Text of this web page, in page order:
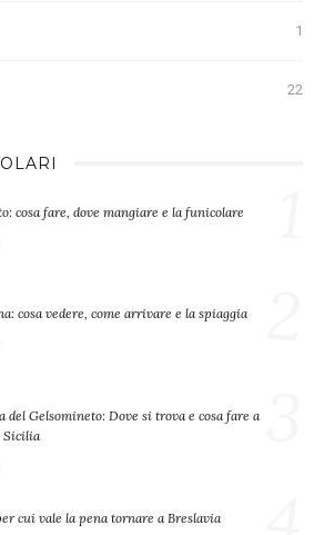
1
22
cosa fare, dove mangiare e la funicolare
cosa vedere, come arrivare e la spiaggia
del Gelsomineto: Dove si trova e cosa fare a
Sicilia
cui vale la pena tornare a Breslavia